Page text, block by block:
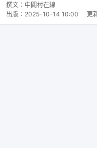
撰文： 中關村在線
出版： 2025-10-14 10:00 更